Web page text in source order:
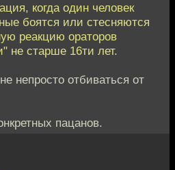
когда один человек
боятся или стесняются
реакцию ораторов
не старше 16ти лет.
непросто отбиваться от
пацанов.